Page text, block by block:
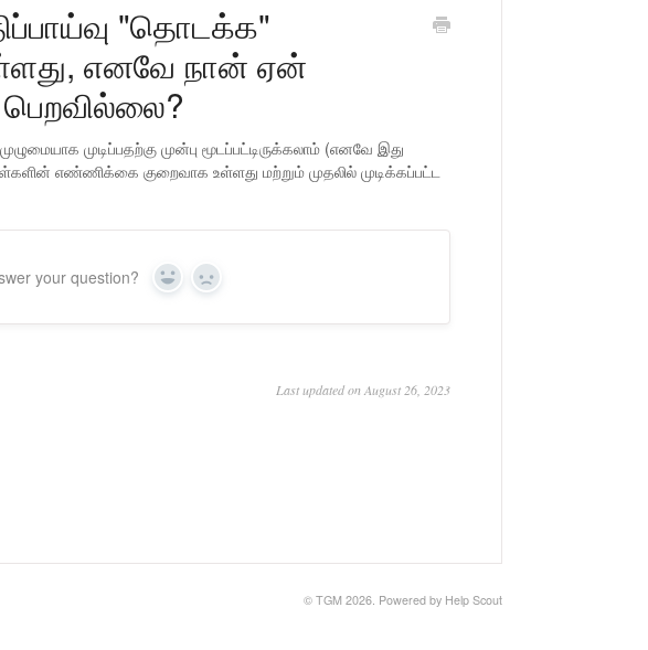
"தொடக்க"
எனவே நான் ஏன்
முடிப்பதற்கு முன்பு மூடப்பட்டிருக்கலாம் (எனவே இது
எண்ணிக்கை குறைவாக உள்ளது மற்றும் முதலில் முடிக்கப்பட்ட
your question? Yes No
Last updated on August 26, 2023
© TGM 2026. Powered by Help Scout